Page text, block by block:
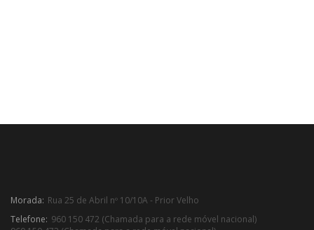
Morada: Rua 25 de Abril nº 10/10A - Prior Velho
Telefone: 960 150 472 (Chamada para a rede móvel nacional)